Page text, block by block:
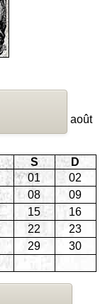
août
S
D
01
02
08
09
15
16
22
23
29
30